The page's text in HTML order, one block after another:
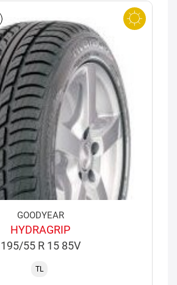
GOODYEAR
HYDRAGRIP
195/55 R 15 85V
TL